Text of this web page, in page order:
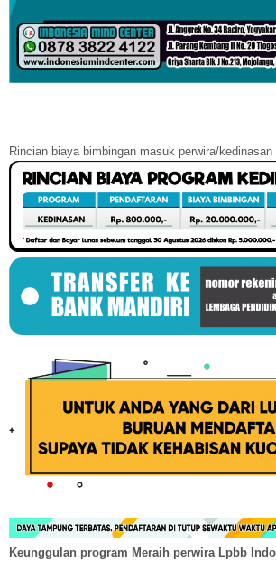
Rincian biaya bimbingan masuk perwira/kedinasan
Keunggulan program Meraih perwira Lpbb